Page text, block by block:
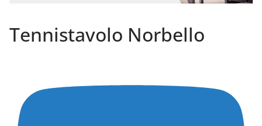
Tennistavolo Norbello